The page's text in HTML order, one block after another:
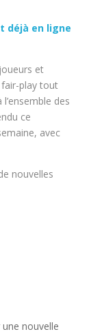
déjà en ligne
et
play tout
des
ce
avec
nouvelles
nouvelle